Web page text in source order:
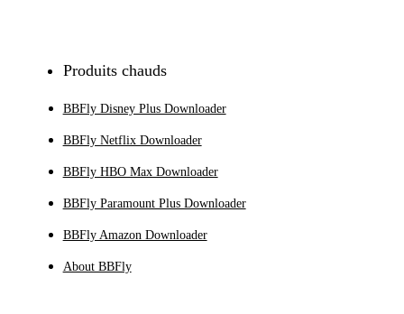
Produits chauds
BBFly Disney Plus Downloader
BBFly Netflix Downloader
BBFly HBO Max Downloader
BBFly Paramount Plus Downloader
BBFly Amazon Downloader
About BBFly